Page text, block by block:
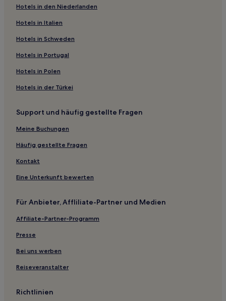
Palidano Hotels
San Martino del Lago Hotels
Casalromano Hotels
San Vito Hotels
Barbasso Hotels
Casalmoro Hotels
Governolo Hotels
Hotels nahe Kirche di Castello
Libiola Hotels
Acquafredda Hotels
Medole Hotels
Voltido Hotels
Fontanella Hotels
B&B in Monzambano
Ferienwohnungen in Monzambano
B&B in Sirmione
Gasthäuser in Mantua
Hotels in den Niederlanden
Hotels in Italien
Hotels in Schweden
Hotels in Portugal
Hotels in Polen
Hotels in der Türkei
Support und häufig gestellte Fragen
Meine Buchungen
Häufig gestellte Fragen
Kontakt
Eine Unterkunft bewerten
Für Anbieter, Affliliate-Partner und Medien
Affiliate-Partner-Programm
Presse
Bei uns werben
Reiseveranstalter
Richtlinien